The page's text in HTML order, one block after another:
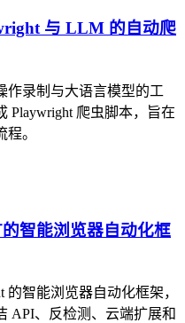
与 LLM 的自动爬
作录制与大语言模型的工
Playwright 爬虫脚本，旨在
。
智能浏览器自动化框
的智能浏览器自动化框架，
API、反检测、云端扩展和